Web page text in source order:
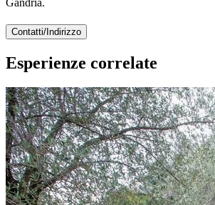
Gandria.
Contatti/Indirizzo
Esperienze correlate